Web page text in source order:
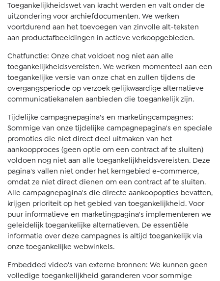
Toegankelijkheidswet van kracht werden en valt onder de
uitzondering voor archiefdocumenten. We werken
voortdurend aan het toevoegen van zinvolle alt-teksten
aan productafbeeldingen in actieve verkoopgebieden.
Chatfunctie: Onze chat voldoet nog niet aan alle
toegankelijkheidsvereisten. We werken momenteel aan een
toegankelijke versie van onze chat en zullen tijdens de
overgangsperiode op verzoek gelijkwaardige alternatieve
communicatiekanalen aanbieden die toegankelijk zijn.
Tijdelijke campagnepagina's en marketingcampagnes:
Sommige van onze tijdelijke campagnepagina's en speciale
promoties die niet direct deel uitmaken van het
aankoopproces (geen optie om een contract af te sluiten)
voldoen nog niet aan alle toegankelijkheidsvereisten. Deze
pagina's vallen niet onder het kerngebied e-commerce,
omdat ze niet direct dienen om een contract af te sluiten.
Alle campagnepagina's die directe aankoopopties bevatten,
krijgen prioriteit op het gebied van toegankelijkheid. Voor
puur informatieve en marketingpagina's implementeren we
geleidelijk toegankelijke alternatieven. De essentiële
informatie over deze campagnes is altijd toegankelijk via
onze toegankelijke webwinkels.
Embedded video's van externe bronnen: We kunnen geen
volledige toegankelijkheid garanderen voor sommige